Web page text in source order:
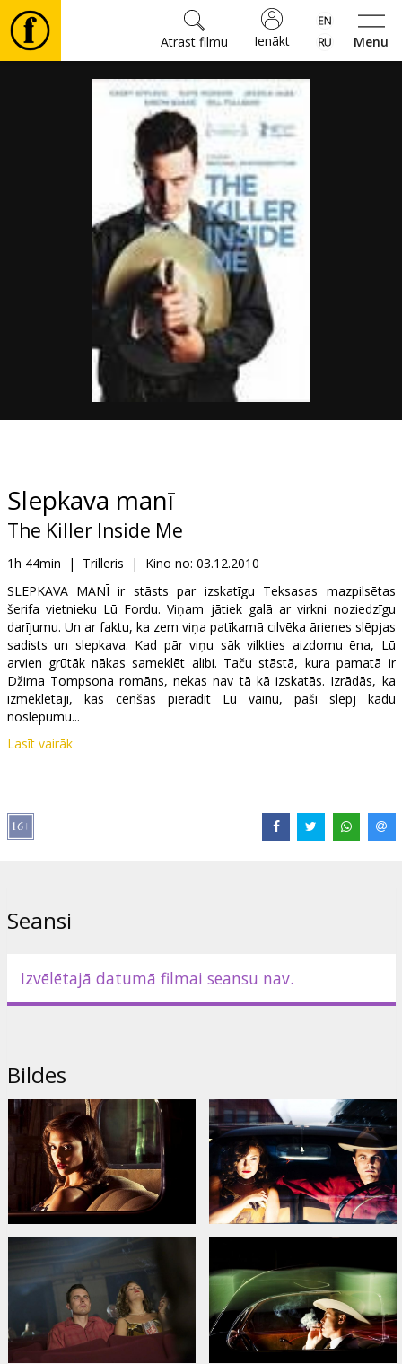
Menu
Ienākt
Atrast filmu
Kultūra
Pasākumi
Dāvanu
B2B
Kino
Klubs
Slepkava manī
The Killer Inside Me
1h 44min | Trilleris | Kino no: 03.12.2010
SLEPKAVA MANĪ ir stāsts par izskatīgu Teksasas mazpilsētas
šerifa vietnieku Lū Fordu. Viņam jātiek galā ar virkni noziedzīgu
darījumu. Un ar faktu, ka zem viņa patīkamā cilvēka ārienes slēpjas
sadists un slepkava. Kad pār viņu sāk vilkties aizdomu ēna, Lū
arvien grūtāk nākas sameklēt alibi. Taču stāstā, kura pamatā ir
Džima Tompsona romāns, nekas nav tā kā izskatās. Izrādās, ka
izmeklētāji, kas cenšas pierādīt Lū vainu, paši slēpj kādu
noslēpumu...
Godalgotā britu režisora Maikla Vinterbotoma jaunajā filmā
Filma "Slepkava manī" iekļauta ACME Film kolekcijā SMART. Tā ir
īpašu filmu kolekcija gudram skatītājam, kurā iekļautas izcilas
Lomās: Casey Affleck, Kate Hudson, Jessica Alba, Simon Baker, Bill
Pullman, Ned Beatty, Elias Koteas
Režisors: Michael Winterbottom
Scenārijs: John Curran, Jim Thompson
Filma angļu valodā ar subtitriem latviešu un krievu valodā.
Izplatītājs: Acme Film SIA
Lasīt vairāk
Seansi
Izvēlētajā datumā filmai seansu nav.
Bildes